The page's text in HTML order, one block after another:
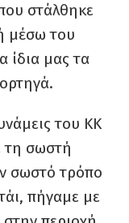
στάλθηκε
μέσω του
ίδια μας τα
του ΚΚ
τη σωστή
σωστό τρόπο
πήγαμε με